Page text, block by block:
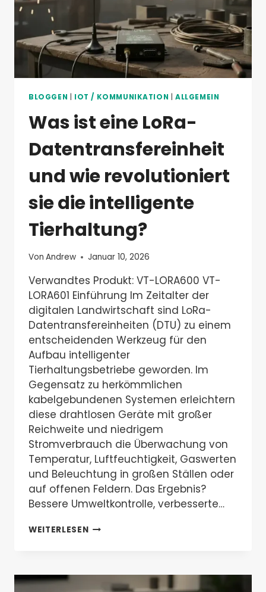
BLOGGEN IOT / KOMMUNIKATION |ALLGEMEIN
Was ist eine LoRa-
Datentransfereinheit
und wie revolutioniert
sie die intelligente
Tierhaltung?
Von Andrew Januar 10, 2026
Verwandtes Produkt: VT-LORA600 VT-
LORA601 Einführung Im Zeitalter der
digitalen Landwirtschaft sind LoRa-
Datentransfereinheiten (DTU) zu einem
entscheidenden Werkzeug für den
Aufbau intelligenter
Tierhaltungsbetriebe geworden. Im
Gegensatz zu herkömmlichen
kabelgebundenen Systemen erleichtern
diese drahtlosen Geräte mit großer
Reichweite und niedrigem
Stromverbrauch die Überwachung von
Temperatur, Luftfeuchtigkeit, Gaswerten
und Beleuchtung in großen Ställen oder
auf offenen Feldern. Das Ergebnis?
Bessere Umweltkontrolle, verbesserte…
WEITERLESENWAS
DATENTRANSFEREINHEIT